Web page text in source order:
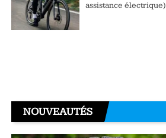
assistance électrique)
NOUVEAUTÉS